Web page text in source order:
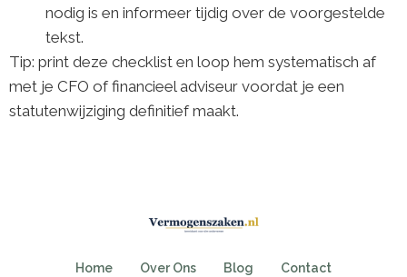
nodig is en informeer tijdig over de voorgestelde
tekst.
Tip: print deze checklist en loop hem systematisch af
met je CFO of financieel adviseur voordat je een
statutenwijziging definitief maakt.
Home Over Ons Blog Contact